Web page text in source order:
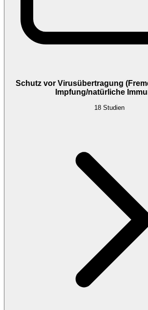
Schutz vor Virusübertragung
Impfung/natürliche
18 Studien